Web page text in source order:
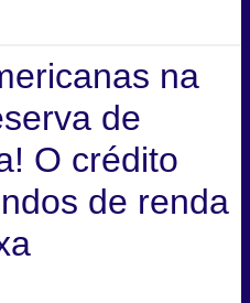
na
de
O crédito
de renda